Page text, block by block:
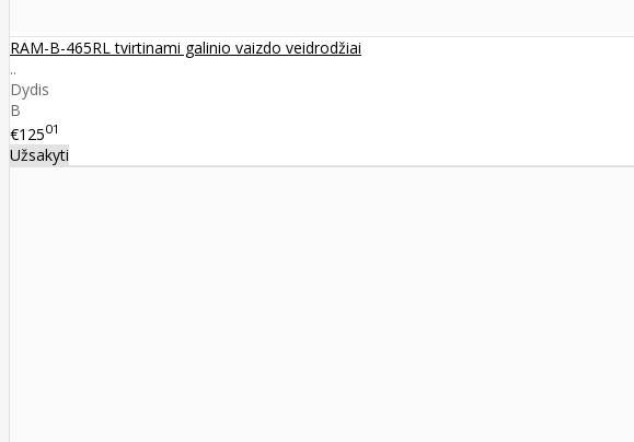
RAM-B-465RL tvirtinami galinio vaizdo veidrodžiai
..
Dydis
B
€12501
Užsakyti